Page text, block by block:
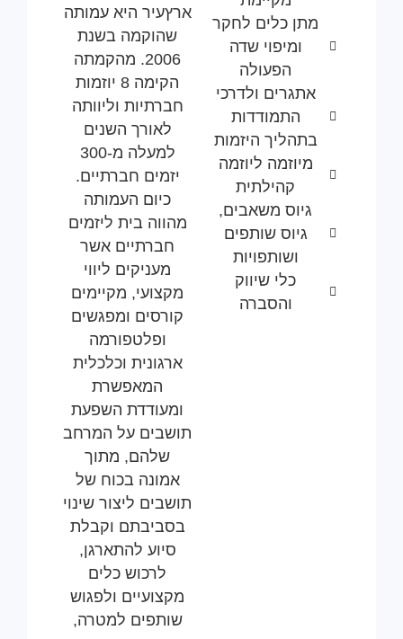
מתן כלים לחקר
ומיפוי שדה
אתגרים ולדרכי
התמודדות
בתהליך היזמות
מיוזמה ליוזמה
קהילתית
גיוס משאבים,
גיוס שותפים
ושותפויות
כלי שיווק
ארץעיר היא עמותה
שהוקמה בשנת
2006. מהקמתה
הקימה 8 יוזמות
חברתיות וליוותה
לאורך השנים
למעלה מ-300
יזמים חברתיים.
כיום העמותה
מהווה בית ליזמים
חברתיים אשר
מעניקים ליווי
מקצועי, מקיימים
קורסים ומפגשים
ופלטפורמה
ארגונית וכלכלית
המאפשרת
ומעודדת השפעת
תושבים על המרחב
שלהם, מתוך
אמונה בכוח של
תושבים ליצור שינוי
בסביבתם וקבלת
סיוע להתארגן,
לרכוש כלים
מקצועיים ולפגוש
שותפים למטרה,